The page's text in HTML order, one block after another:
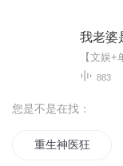
我老婆
883
您是不是在找：
重生神医狂婿